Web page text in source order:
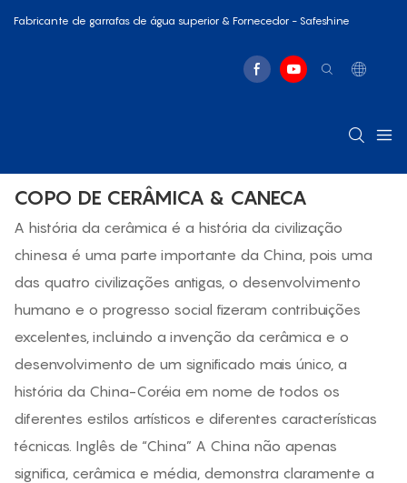
Fabricante de garrafas de água superior & Fornecedor - Safeshine
COPO DE CERÂMICA & CANECA
A história da cerâmica é a história da civilização
chinesa é uma parte importante da China, pois uma
das quatro civilizações antigas, o desenvolvimento
humano e o progresso social fizeram contribuições
excelentes, incluindo a invenção da cerâmica e o
desenvolvimento de um significado mais único, a
história da China-Coréia em nome de todos os
diferentes estilos artísticos e diferentes características
técnicas. Inglês de “China” A China não apenas
significa, cerâmica e média, demonstra claramente a